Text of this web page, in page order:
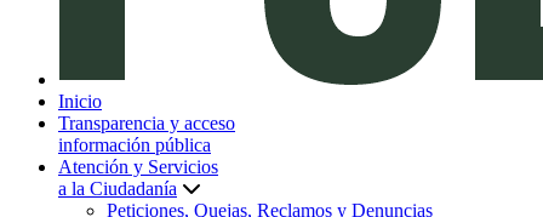
Inicio
Transparencia y acceso
información pública
Atención y Servicios
a la Ciudadanía
Peticiones, Quejas, Reclamos y Denuncias